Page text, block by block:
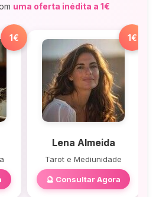
uma oferta inédita a 1€
1€ 1€
Lena Almeida
Tarot e Mediunidade
🔮 Consultar Agora